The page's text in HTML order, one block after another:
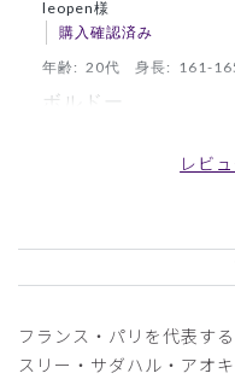
leopen様
購入確認済み
年齢: 20代 身長: 161-
ボルドー
上がります（男性）
役に立った 0
レビ
フランス・パリを代表す
スリー・サダハル・アオ